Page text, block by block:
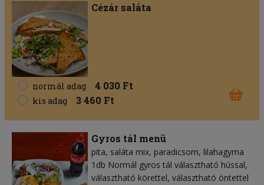
Cézár saláta
normál adag 4 030 Ft
kis adag 3 460 Ft
Gyros tál menü
pita saláta mix paradicsom lilahagyma
1db Normál gyros tál választható hússal,
választható körettel, választható öntettel